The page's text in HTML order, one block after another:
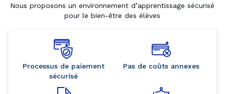
Nous proposons un environnement d’apprentissage sécurisé
pour le bien-être des élèves
Processus de paiement
sécurisé
Pas de coûts annexes